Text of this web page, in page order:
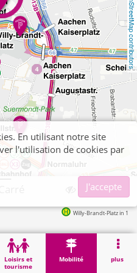
OpenStreetMap contributors
Loisirs et
tourisme
Mobilité plus
Willy-Brandt-Platz in 151m
Parkhaus EBV Carré
En utilisant notre site
l'utilisation de cookies par
J'accepte